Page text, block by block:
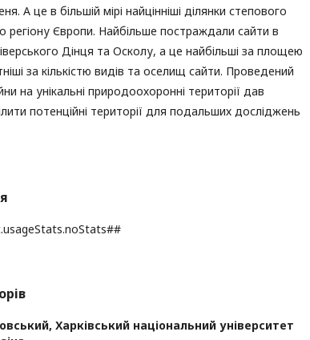
А це в більшій мірі найцінніші ділянки степового
регіону Європи. Найбільше постраждали сайти в
Дінця та Осколу, а це найбільші за площею
за кількістю видів та оселищ сайти. Проведений
на унікальні природоохоронні території дав
потенційні території для подальших досліджень
Харківський національний університет